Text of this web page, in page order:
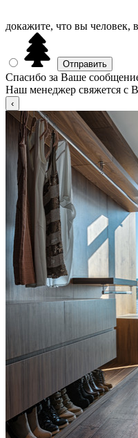
докажите, что вы человек,
Спасибо за Ваше
Наш менеджер свяжется с